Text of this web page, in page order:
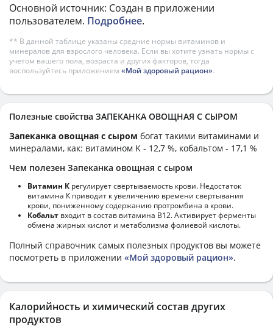
Основной источник: Создан в приложении
пользователем. Подробнее.
** В данной таблице указаны средние нормы витаминов и
минералов для взрослого человека. Если вы хотите узнать нормы с
учетом вашего пола, возраста и других факторов, тогда
воспользуйтесь приложением «Мой здоровый рацион».
Полезные свойства ЗАПЕКАНКА ОВОЩНАЯ С СЫРОМ
Запеканка овощная с сыром богат такими витаминами и
минералами, как: витамином K - 12,7 %, кобальтом - 17,1 %
Чем полезен Запеканка овощная с сыром
Витамин К регулирует свёртываемость крови. Недостаток
витамина К приводит к увеличению времени свертывания
крови, пониженному содержанию протромбина в крови.
Кобальт входит в состав витамина В12. Активирует ферменты
обмена жирных кислот и метаболизма фолиевой кислоты.
Полный справочник самых полезных продуктов вы можете
посмотреть в приложении «Мой здоровый рацион».
Калорийность и химический состав других
продуктов